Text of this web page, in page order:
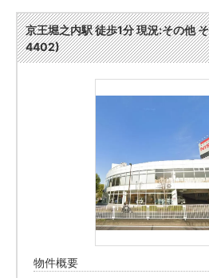
京王堀之内駅 徒歩1分 現況:その他
4402)
物件概要